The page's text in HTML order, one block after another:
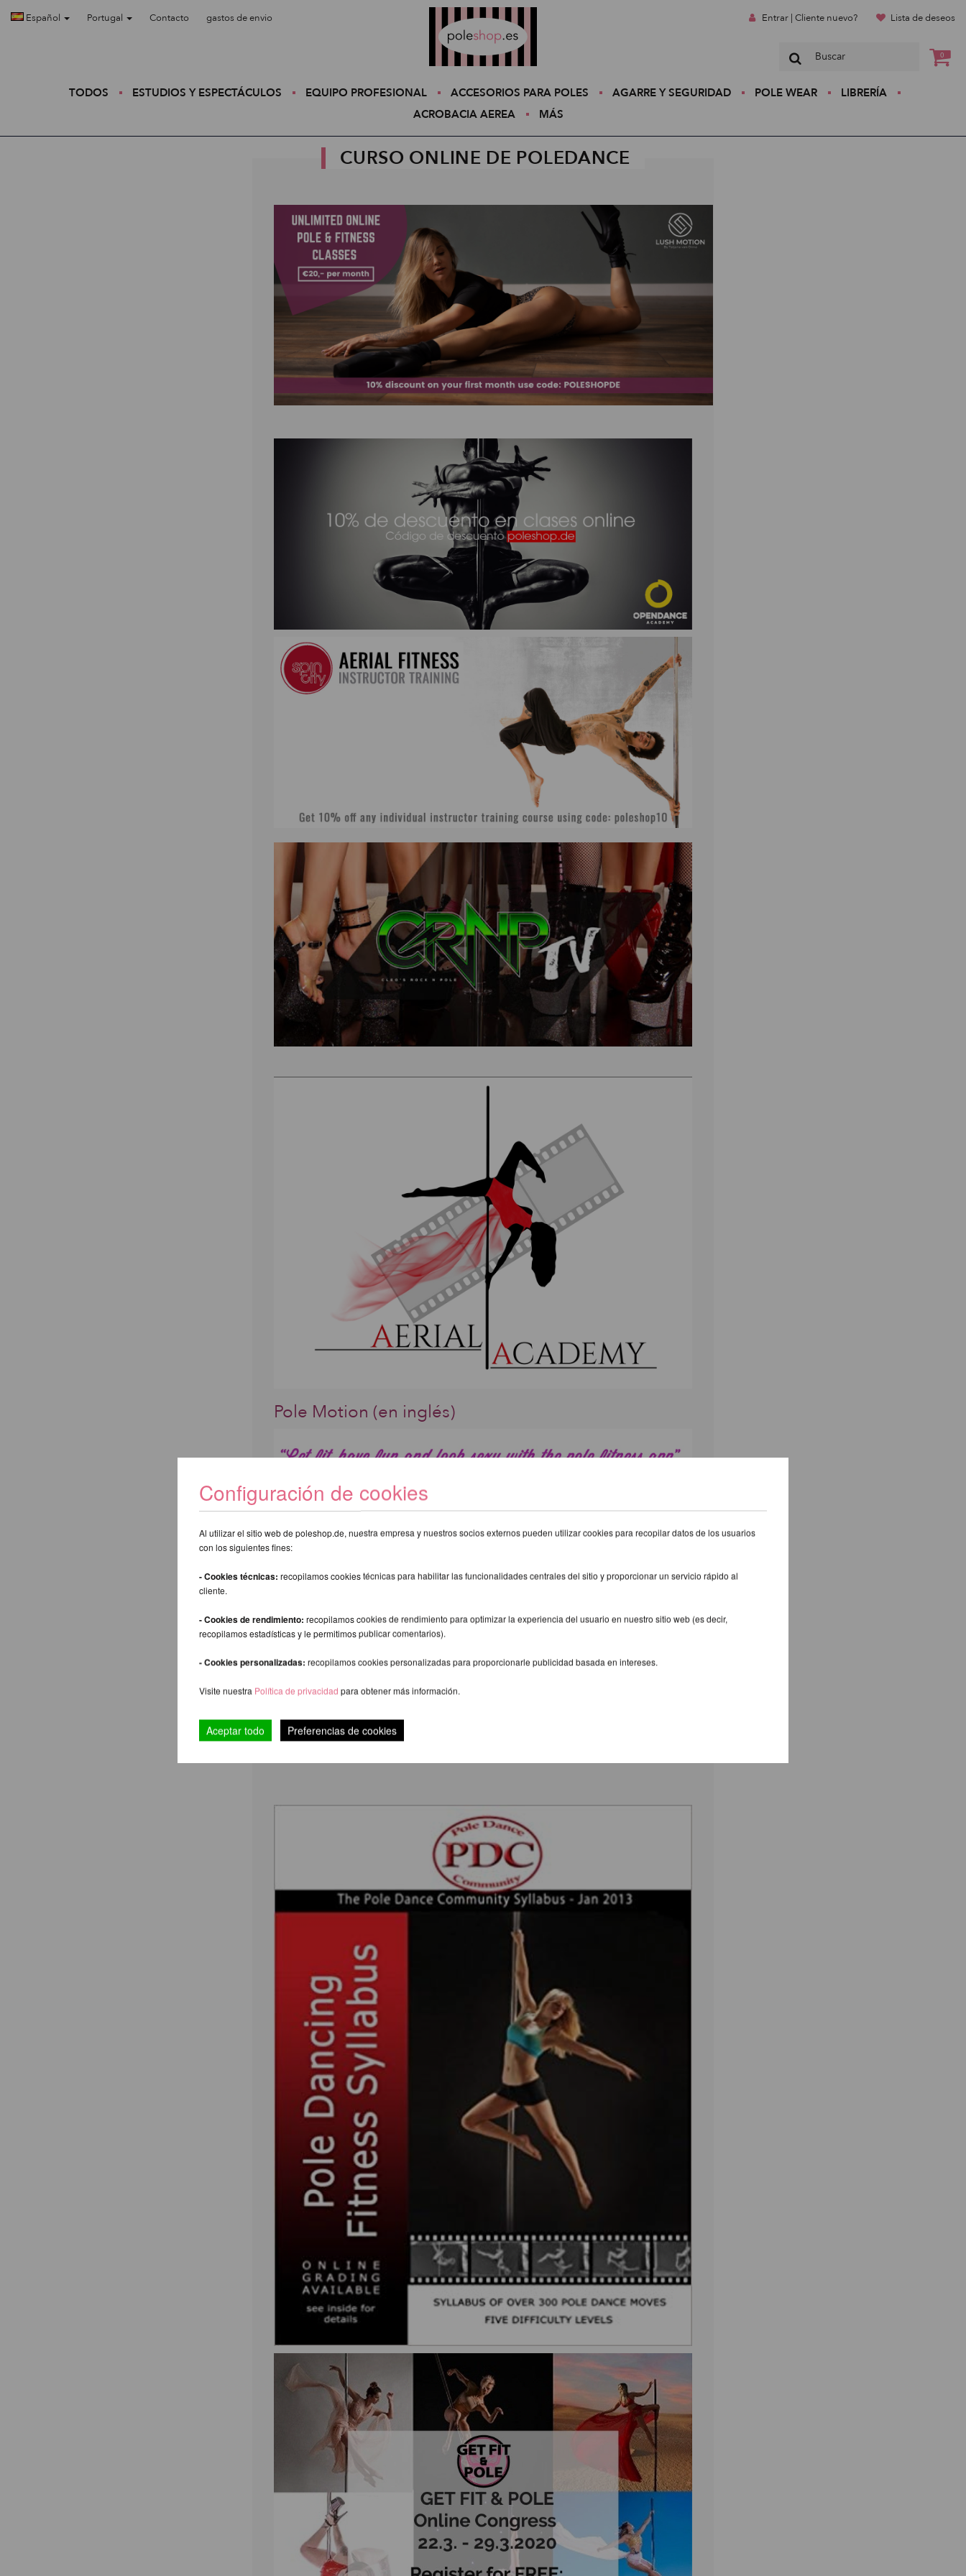
Español Portugal Contacto gastos de envio Entrar | Cliente nuevo? Lista de deseos
0
TODOS ESTUDIOS Y ESPECTÁCULOS EQUIPO PROFESIONAL ACCESORIOS PARA POLES AGARRE Y SEGURIDAD POLE WEAR
LIBRERÍA
ACROBACIA AEREA
MÁS
CURSO ONLINE DE POLEDANCE
Pole Motion (en inglés)
Configuración de cookies
Al utilizar el sitio web de poleshop.de, nuestra empresa y nuestros socios externos pueden utilizar cookies para recopilar datos de los usuarios
con los siguientes fines:
- Cookies técnicas: recopilamos cookies técnicas para habilitar las funcionalidades centrales del sitio y proporcionar un servicio rápido al
cliente.
- Cookies de rendimiento: recopilamos cookies de rendimiento para optimizar la experiencia del usuario en nuestro sitio web (es decir,
recopilamos estadísticas y le permitimos publicar comentarios).
- Cookies personalizadas: recopilamos cookies personalizadas para proporcionarle publicidad basada en intereses.
Visite nuestra Política de privacidad para obtener más información.
Aceptar todo Preferencias de cookies